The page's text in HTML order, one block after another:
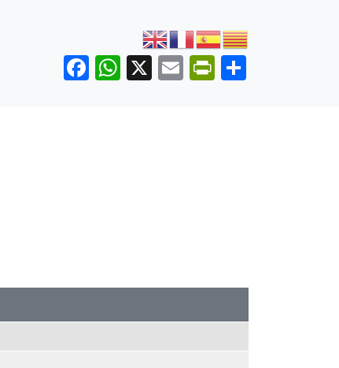
Facebook
WhatsApp
X Email